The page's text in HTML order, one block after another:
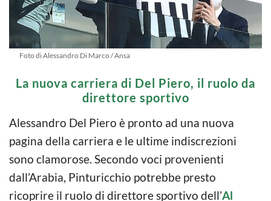
Foto di Alessandro Di Marco / Ansa
La nuova carriera di Del Piero, il ruolo da
direttore sportivo
Alessandro Del Piero è pronto ad una nuova
pagina della carriera e le ultime indiscrezioni
sono clamorose. Secondo voci provenienti
dall’Arabia, Pinturicchio potrebbe presto
ricoprire il ruolo di direttore sportivo dell’Al